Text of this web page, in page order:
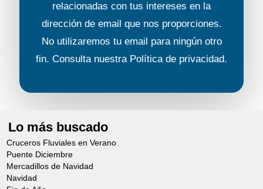
relacionadas con tus intereses en la
dirección de email que nos proporciones.
No utilizaremos tu email para ningún otro
fin. Consulta nuestra Política de privacidad.
Lo más buscado
Cruceros Fluviales en Verano
Puente Diciembre
Mercadillos de Navidad
Navidad